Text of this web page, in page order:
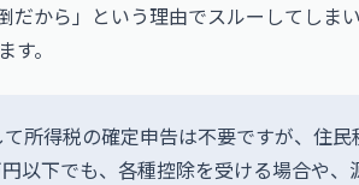
だから」という理由でスルーしてしま
。
所得税の確定申告は不要ですが、住
以下でも、各種控除を受ける場合や、